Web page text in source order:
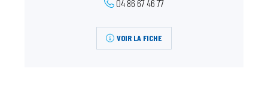
04 86 67 46 77
VOIR LA FICHE